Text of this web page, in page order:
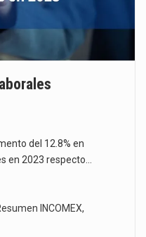
del 12.8% en
en 2023 respecto…
INCOMEX,